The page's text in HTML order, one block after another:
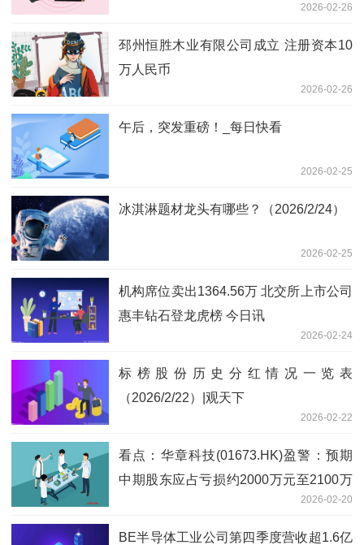
2026-02-26
邳州恒胜木业有限公司成立 注册资本10
万人民币
2026-02-26
午后，突发重磅！_每日快看
2026-02-25
冰淇淋题材龙头有哪些？（2026/2/24）
2026-02-25
机构席位卖出1364.56万 北交所上市公司
惠丰钻石登龙虎榜 今日讯
2026-02-24
标榜股份历史分红情况一览表
（2026/2/22）|观天下
2026-02-22
看点：华章科技(01673.HK)盈警：预期
中期股东应占亏损约2000万元至2100万
2026-02-20
BE半导体工业公司第四季度营收超1.6亿